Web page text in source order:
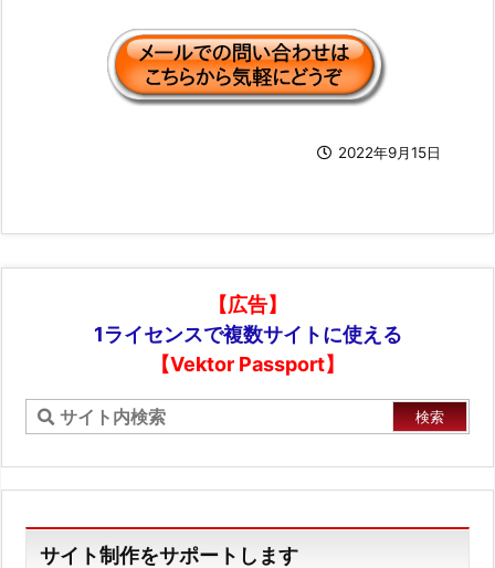
2022年9月15日
【広告】
1ライセンスで複数サイトに使える
【Vektor Passport】
サイト制作をサポートします